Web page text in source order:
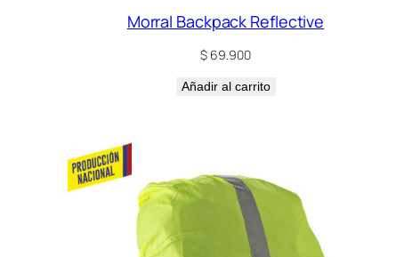
Morral Backpack Reflective
$ 69.900
Añadir al carrito